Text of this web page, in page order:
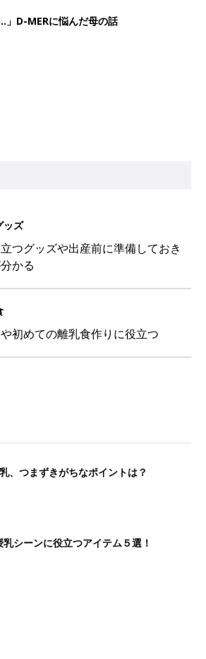
」D-MERに悩んだ母の話
ッズ
つグッズや出産前に準備しておき
かる
初めての離乳食作りに役立つ
つまずきがちなポイントは？
シーンに役立つアイテム５選！